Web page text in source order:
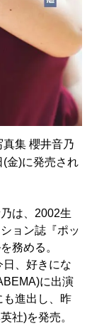
集 櫻井音乃
(金)に発売され
は、2002生
ョン誌『ポッ
務める。
、好きにな
に出演
も進出し、昨
社)を発売。